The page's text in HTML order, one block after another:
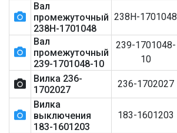
Вал
промежуточный
238Н-1701048
238Н-1701048
Вал
промежуточный
239-1701048-10
239-1701048-
10
Вилка 236-
1702027
236-1702027
Вилка
выключения
183-1601203
183-1601203